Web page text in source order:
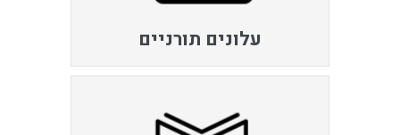
עלונים תורניים